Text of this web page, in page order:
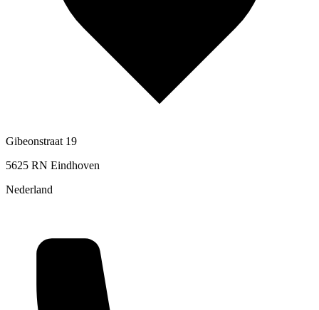
Gibeonstraat 19
5625 RN Eindhoven
Nederland